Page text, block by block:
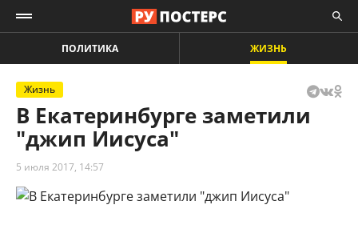
ПОЛИТИКА ЖИЗНЬ
Жизнь
В Екатеринбурге заметили
"джип Иисуса"
5 июля 2017, 14:57